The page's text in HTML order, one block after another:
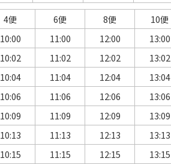
4便 6便 8便 10便
10:00 11:00 12:00 13:00
10:02 11:02 12:02 13:02
10:04 11:04 12:04 13:04
10:06 11:06 12:06 13:06
10:09 11:09 12:09 13:09
10:13 11:13 12:13 13:13
10:15 11:15 12:15 13:15